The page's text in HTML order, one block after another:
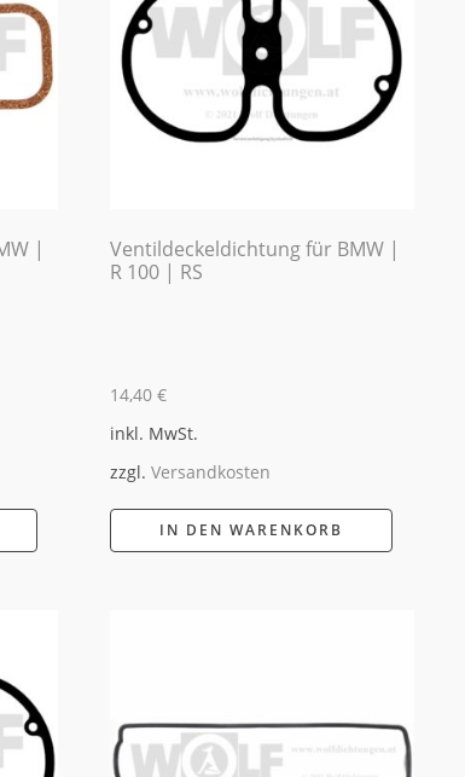
|
Ventildeckeldichtung für BMW |
R 100 | RS
14,40€
inkl. MwSt.
zzgl.Versandkosten
IN DEN WARENKORB